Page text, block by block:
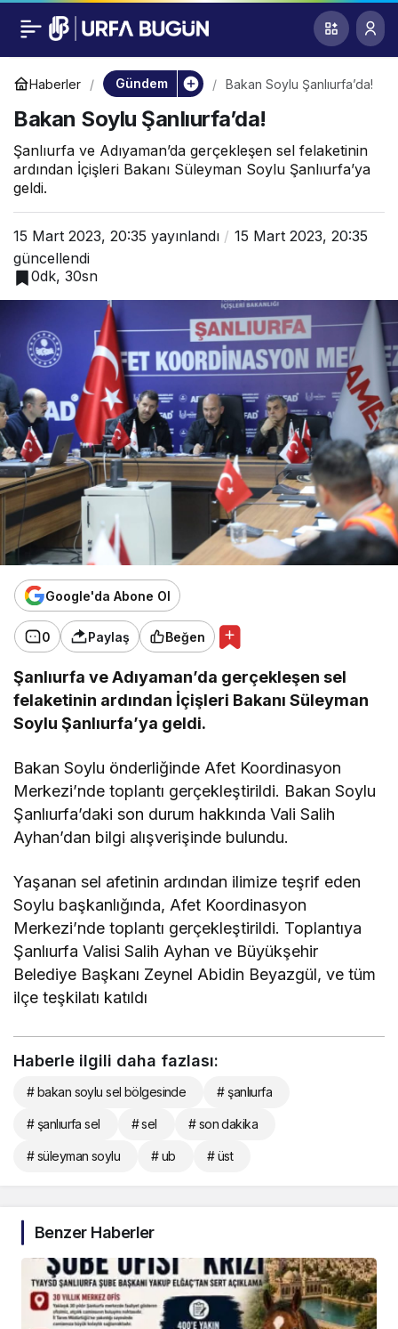
Haberler Gündem Bakan Soylu Şanlıurfa’da!
Bakan Soylu Şanlıurfa’da!
Şanlıurfa ve Adıyaman’da gerçekleşen sel felaketinin
ardından İçişleri Bakanı Süleyman Soylu Şanlıurfa’ya
geldi.
15 Mart 2023, 20:35 yayınlandı
15 Mart 2023, 20:35
güncellendi
0dk, 30sn
Google'da Abone Ol
0 Paylaş Beğen
Şanlıurfa ve Adıyaman’da gerçekleşen sel
felaketinin ardından İçişleri Bakanı Süleyman
Soylu Şanlıurfa’ya geldi.
Bakan Soylu önderliğinde Afet Koordinasyon
Merkezi’nde toplantı gerçekleştirildi. Bakan Soylu
Şanlıurfa’daki son durum hakkında Vali Salih
Ayhan’dan bilgi alışverişinde bulundu.
Yaşanan sel afetinin ardından ilimize teşrif eden
Soylu başkanlığında, Afet Koordinasyon
Merkezi’nde toplantı gerçekleştirildi. Toplantıya
Şanlıurfa Valisi Salih Ayhan ve Büyükşehir
Belediye Başkanı Zeynel Abidin Beyazgül, ve tüm
ilçe teşkilatı katıldı
Bakan Soylu
Şanlıurfa’da!
0
Haberle ilgili daha fazlası:
# bakan soylu sel bölgesinde # şanlıurfa
# şanlıurfa sel # sel # son dakika
# süleyman soylu # ub # üst
Benzer Haberler